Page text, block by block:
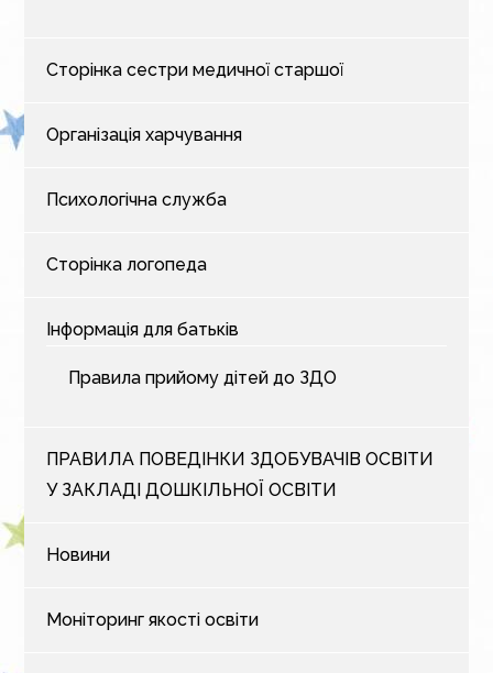
Сторінка сестри медичної старшої
Організація харчування
Психологічна служба
Сторінка логопеда
Інформація для батьків
Правила прийому дітей до ЗДО
ПРАВИЛА ПОВЕДІНКИ ЗДОБУВАЧІВ ОСВІТИ
У ЗАКЛАДІ ДОШКІЛЬНОЇ ОСВІТИ
Новини
Моніторинг якості освіти